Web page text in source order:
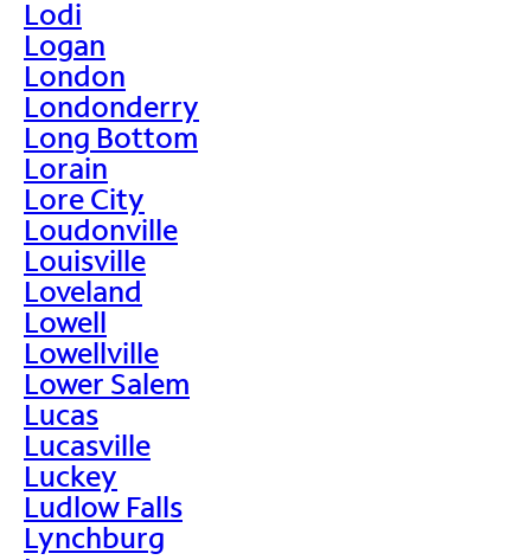
Lodi
Logan
London
Londonderry
Long Bottom
Lorain
Lore City
Loudonville
Louisville
Loveland
Lowell
Lowellville
Lower Salem
Lucas
Lucasville
Luckey
Ludlow Falls
Lynchburg